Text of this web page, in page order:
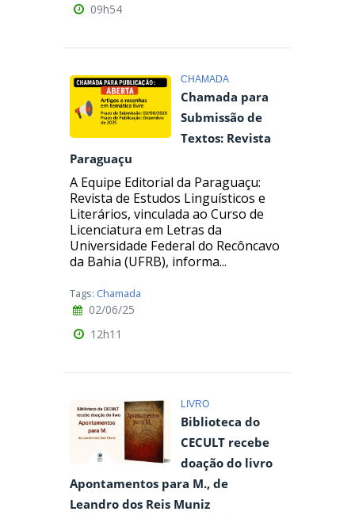
09h54
CHAMADA
Chamada para
Submissão de
Textos: Revista
Paraguaçu
A Equipe Editorial da Paraguaçu:
Revista de Estudos Linguísticos e
Literários, vinculada ao Curso de
Licenciatura em Letras da
Universidade Federal do Recôncavo
da Bahia (UFRB), informa...
Tags: Chamada
02/06/25
12h11
LIVRO
Biblioteca do
CECULT recebe
doação do livro
Apontamentos para M., de
Leandro dos Reis Muniz